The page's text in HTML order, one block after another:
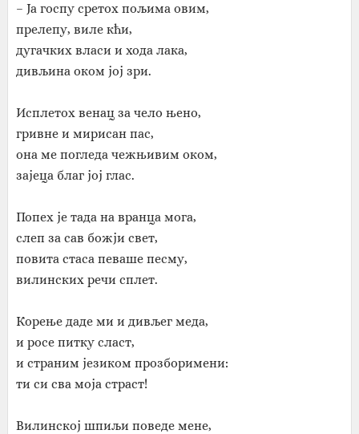
– Ја госпу сретох пољима овим,
прелепу, виле кћи,
дугачких власи и хода лака,
дивљина оком јој зри.
Исплетох венац за чело њено,
гривне и мирисан пас,
она ме погледа чежњивим оком,
зајеца благ јој глас.
Попех је тада на вранца мога,
слеп за сав божји свет,
повита стаса певаше песму,
вилинских речи сплет.
Корење даде ми и дивљег меда,
и росе питку сласт,
и страним језиком прозборимени:
ти си сва моја страст!
Вилинској шпиљи поведе мене,